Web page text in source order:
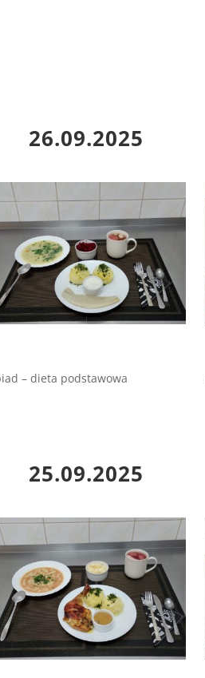
26.09.2025
– dieta podstawowa
25.09.2025